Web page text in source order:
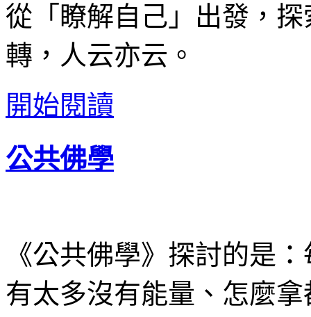
從「瞭解自己」出發，
轉，人云亦云。
開始閱讀
公共佛學
《公共佛學》探討的是
有太多沒有能量、怎麼